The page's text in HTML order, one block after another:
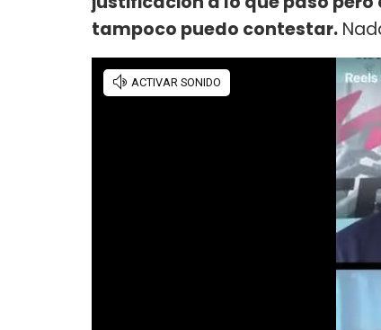
tampoco puedo contestar.